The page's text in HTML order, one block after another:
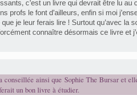
c’est un livre qui devrait être lu
profs le font d’ailleurs, enfin si moi
que je leur ferais lire ! Surtout qu’avec la
connaître désormais ce livre et
conseillée ainsi que Sophie The Bursar et
un bon livre à étudier.